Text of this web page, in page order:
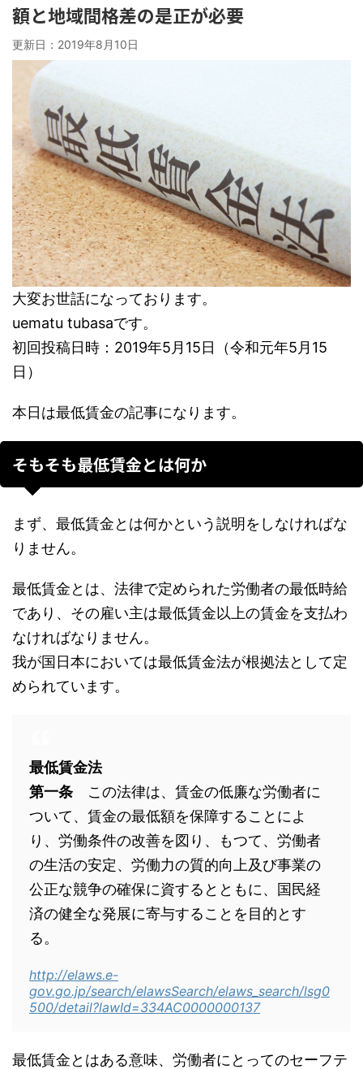
額と地域間格差の是正が必要
更新日： 2019年8月10日
大変お世話になっております。
uematu tubasaです。
初回投稿日時：2019年5月15日（令和元年5月15
日）
本日は最低賃金の記事になります。
そもそも最低賃金とは何か
まず、最低賃金とは何かという説明をしなければな
りません。
最低賃金とは、法律で定められた労働者の最低時給
であり、その雇い主は最低賃金以上の賃金を支払わ
なければなりません。
我が国日本においては最低賃金法が根拠法として定
められています。
最低賃金法
第一条 この法律は、賃金の低廉な労働者に
ついて、賃金の最低額を保障することによ
り、労働条件の改善を図り、もつて、労働者
の生活の安定、労働力の質的向上及び事業の
公正な競争の確保に資するとともに、国民経
済の健全な発展に寄与することを目的とす
る。
http://elaws.e-
gov.go.jp/search/elawsSearch/elaws_search/lsg0
500/detail?lawId=334AC0000000137
最低賃金とはある意味、労働者にとってのセーフテ